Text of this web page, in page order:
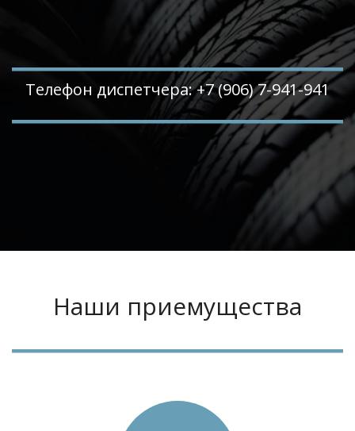
Телефон диспетчера: +7 (906) 7-941-941
Наши приемущества